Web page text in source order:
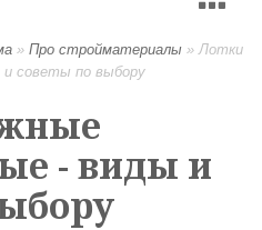
»Про стройматериалы »Лотки
советы по выбору
- виды и